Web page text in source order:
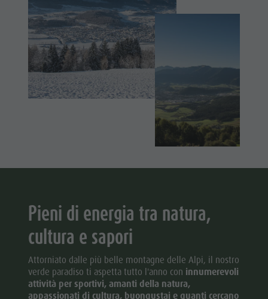
Saga
Pieni di energia tra natura,
cultura e sapori
Attorniato dalle più belle montagne delle Alpi, il nostro
verde paradiso ti aspetta tutto l'anno con innumerevoli
attività per sportivi, amanti della natura,
appassionati di cultura, buongustai e quanti cercano